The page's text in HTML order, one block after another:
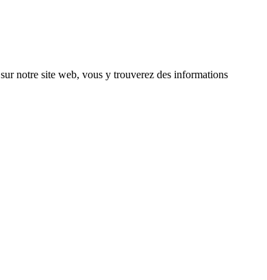
sur notre site web, vous y trouverez des informations